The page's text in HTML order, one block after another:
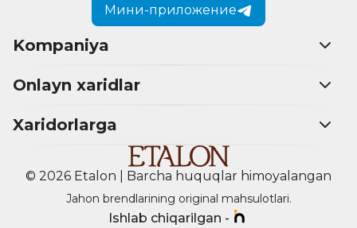
Мини-приложение
Kompaniya
Onlayn xaridlar
Xaridorlarga
© 2026 Etalon | Barcha huquqlar himoyalangan
Jahon brendlarining original mahsulotlari.
Ishlab chiqarilgan -